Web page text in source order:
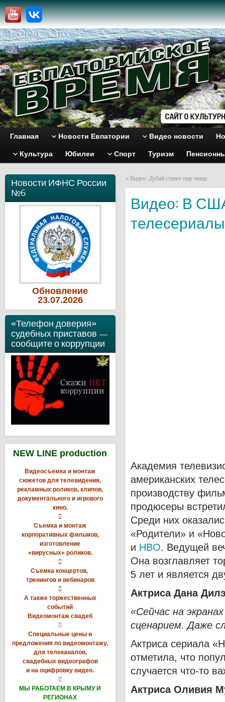
Главная Новости Евпатории Видео новости
Культура Юбилеи Спорт Туризм
Новости ИФНС России
№6
Обновление
23.07.2026
«Телефон доверия»
судебных приставов —
сообщите о коррупции
NEW LINE production
Видеосъемка и монтаж
сюжетов для телевидения,
рекламных роликов, клипов,
документального и игрового
кино.

Съемка и монтаж
корпоративных фильмов,
изготовление
«вирусных» роликов.

Съемка концертов,
тренингов и вебинаров

А также торжественных
событий
Видеомонтаж свадеб

Специальные цены и
предложения по видеомонтажу,
для телеканалов,
свадебных видеографов
и на оцифровку видео.

МЫ РАБОТАЕМ В КРЫМУ И
РЕГИОНАХ
« Видео: Дубай станет еще чище
Видео: В
телесериалы
Академия
американских
производству
продюсеры
Среди них
«Родители» и
и HBO. Ведущей
Она возглавляет
5 лет и является
Актриса Дана
«Сейчас на
сценарием. Даже
Актриса сериала
отметила, что
случается что-то
Актриса Оливия